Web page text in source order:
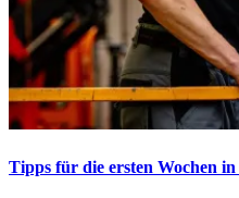
Tipps für die ersten Wochen